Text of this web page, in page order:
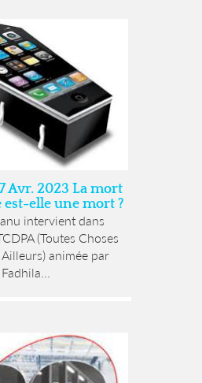
Avr. 2023 La mort
elle une mort ?
intervient dans
(Toutes Choses
animée par
Fadhila...